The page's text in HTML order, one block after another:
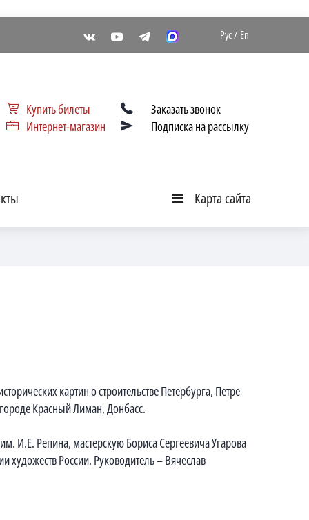
Рус/ En
Купить билеты
Интернет-магазин
Заказать звонок
Подписка на рассылку
КартаКарта сайта
картин о строительстве Петербурга, Петре
Красный Лиман, Донбасс.
И.Е. Репина, мастерскую Бориса Сергеевича Угарова
художеств России. Руководитель – Вячеслав